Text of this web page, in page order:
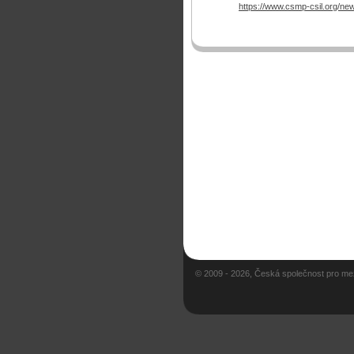
https://www.csmp-csil.org/
© 2009 - 2026, Česká společnost pro